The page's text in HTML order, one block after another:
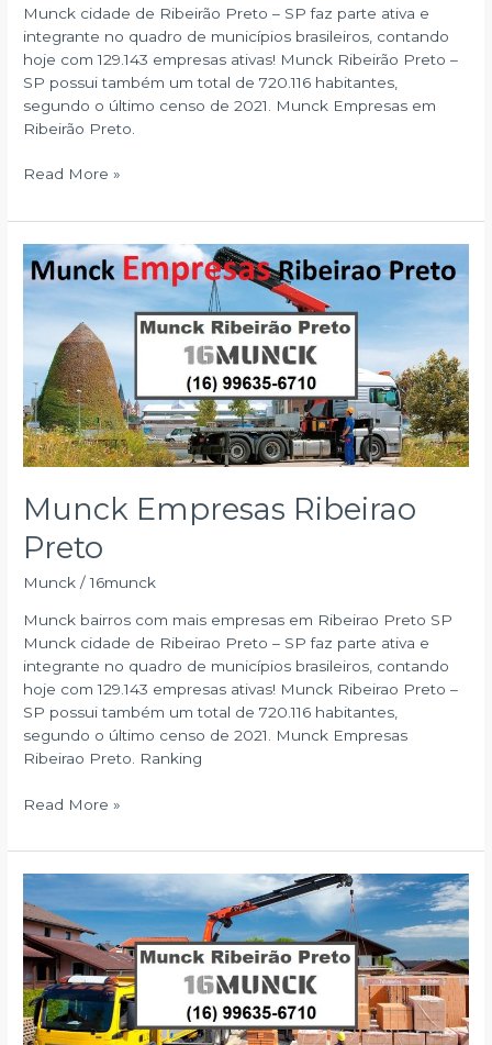
Munck cidade de Ribeirão Preto – SP faz parte ativa e
integrante no quadro de municípios brasileiros, contando
hoje com 129.143 empresas ativas! Munck Ribeirão Preto –
SP possui também um total de 720.116 habitantes,
segundo o último censo de 2021. Munck Empresas em
Ribeirão Preto.
Munck
em
Ribeirão
Preto
Read More »
Munck Empresas Ribeirao
Preto
Munck /16munck
Munck bairros com mais empresas em Ribeirao Preto SP
Munck cidade de Ribeirao Preto – SP faz parte ativa e
integrante no quadro de municípios brasileiros, contando
hoje com 129.143 empresas ativas! Munck Ribeirao Preto –
SP possui também um total de 720.116 habitantes,
segundo o último censo de 2021. Munck Empresas
Ribeirao Preto. Ranking
Munck
Ribeirao
Preto
Read More »